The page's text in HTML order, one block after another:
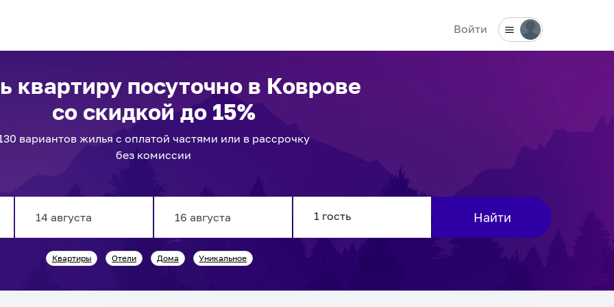
Войти
квартиру посуточно в Коврове
со скидкой до 15%
вариантовжилья с оплатой частями или в рассрочку
без комиссии
forward
interact
backward
interact
Найти
Квартиры Отели Дома Уникальное